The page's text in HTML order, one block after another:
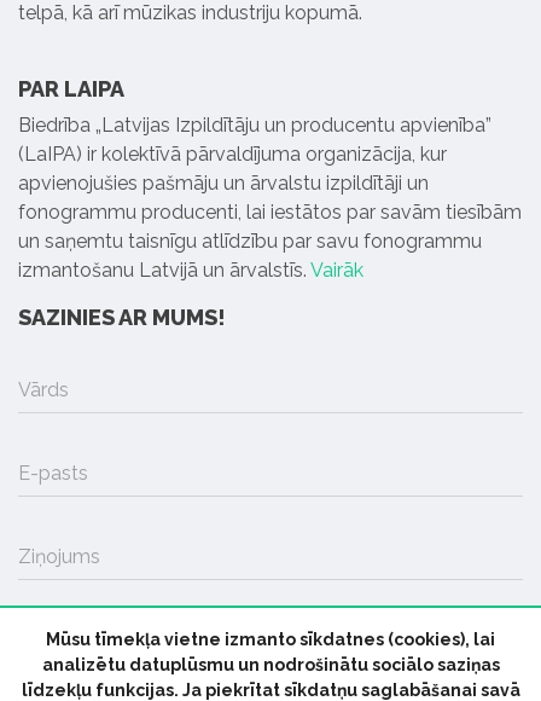
telpā, kā arī mūzikas industriju kopumā.
PAR LAIPA
Biedrība „Latvijas Izpildītāju un producentu apvienība”
(LaIPA) ir kolektīvā pārvaldījuma organizācija, kur
apvienojušies pašmāju un ārvalstu izpildītāji un
fonogrammu producenti, lai iestātos par savām tiesībām
un saņemtu taisnīgu atlīdzību par savu fonogrammu
izmantošanu Latvijā un ārvalstīs. Vairāk
SAZINIES AR MUMS!
Vārds
E-pasts
Ziņojums
SŪTĪT
Mūsu tīmekļa vietne izmanto sīkdatnes (cookies), lai
analizētu datuplūsmu un nodrošinātu sociālo saziņas
līdzekļu funkcijas. Ja piekrītat sīkdatņu saglabāšanai savā